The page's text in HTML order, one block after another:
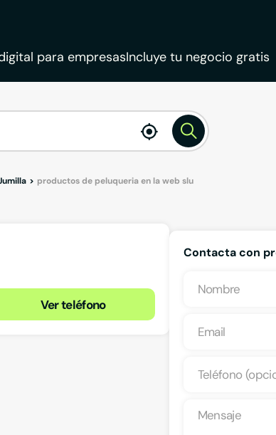
para empresasIncluye tu negocio gratis
enable
location
productos de peluqueria en la web slu
Ver teléfono
Contacta con